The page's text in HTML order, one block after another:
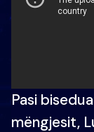
Pasi
mëngjesit,